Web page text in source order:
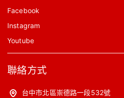
Facebook
Instagram
Youtube
聯絡方式
台中市北區崇德路一段532號